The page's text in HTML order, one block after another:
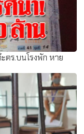
ตร.บนโรงพัก หาย